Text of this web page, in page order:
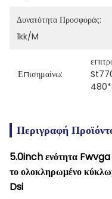
Δυνατότητα Προσφοράς:
1kk/m
Επισημαίνω:
Περιγραφή
5.0inch ενότητα
το ολοκληρωμένο
Dsi